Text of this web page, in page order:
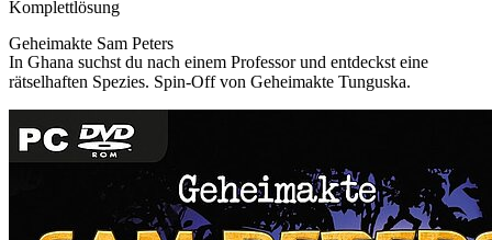
Komplettlösung
Geheimakte Sam Peters
In Ghana suchst du nach einem Professor und entdeckst eine
rätselhaften Spezies. Spin-Off von Geheimakte Tunguska.